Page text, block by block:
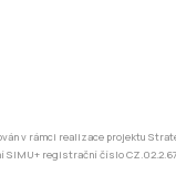
v rámci realizace projektu
SIMU+ registrační číslo